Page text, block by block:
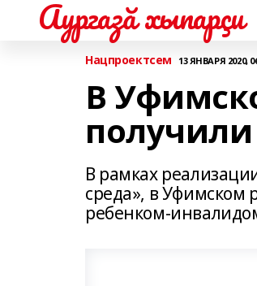
Аургазă хыпарçи
Нацпроектсем 13 ЯНВАРЯ 2020,
В
В рамках
среда», в Уфимском
ребенком-